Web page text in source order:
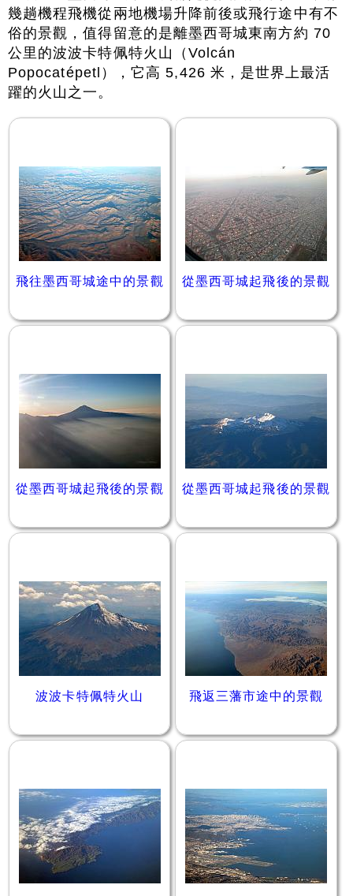
幾趟機程飛機從兩地機場升降前後或飛行途中有不
俗的景觀，值得留意的是離墨西哥城東南方約 70
公里的波波卡特佩特火山（Volcán
Popocatépetl），它高 5,426 米，是世界上最活
躍的火山之一。
飛往墨西哥城途中的景觀 從墨西哥城起飛後的景觀
從墨西哥城起飛後的景觀 從墨西哥城起飛後的景觀
波波卡特佩特火山 飛返三藩市途中的景觀